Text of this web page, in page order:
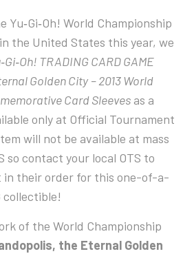
World Championship
the United States this year, we
TRADING CARD GAME
Golden City – 2013 World
Card Sleeves as a
only at Official Tournament
will not be available at mass
so contact your local OTS to
in their order for this one-of-a-
collectible!
of the World Championship
the Eternal Golden